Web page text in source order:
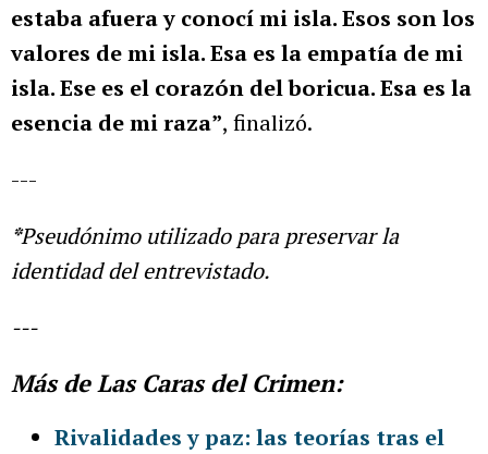
estaba afuera y conocí mi isla. Esos son los
valores de mi isla. Esa es la empatía de mi
isla. Ese es el corazón del boricua. Esa es la
esencia de mi raza”, finalizó.
---
*Pseudónimo utilizado para preservar la
identidad del entrevistado.
---
Más de Las Caras del Crimen:
Rivalidades y paz: las teorías tras el